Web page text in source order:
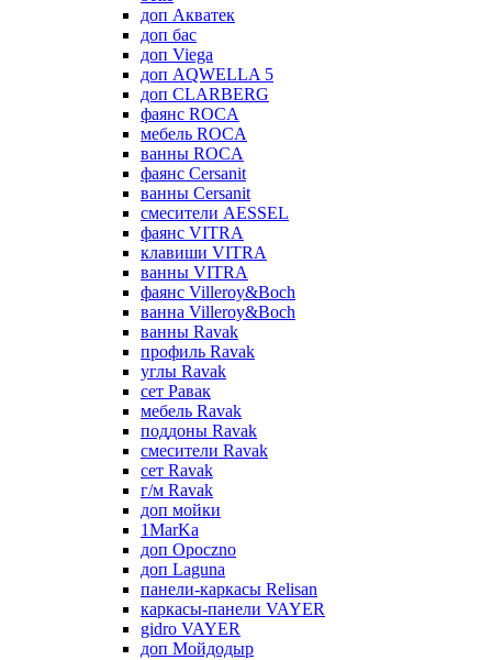
доп Акватек
доп бас
доп Viega
доп AQWELLA 5
доп CLARBERG
фаянс ROCA
мебель ROCA
ванны ROCA
фаянс Cersanit
ванны Cersanit
смесители AESSEL
фаянс VITRA
клавиши VITRA
ванны VITRA
фаянс Villeroy&Boch
ванна Villeroy&Boch
ванны Ravak
профиль Ravak
углы Ravak
сет Равак
мебель Ravak
поддоны Ravak
смесители Ravak
сет Ravak
г/м Ravak
доп мойки
1MarKa
доп Opoczno
доп Laguna
панели-каркасы Relisan
каркасы-панели VAYER
gidro VAYER
доп Мойдодыр